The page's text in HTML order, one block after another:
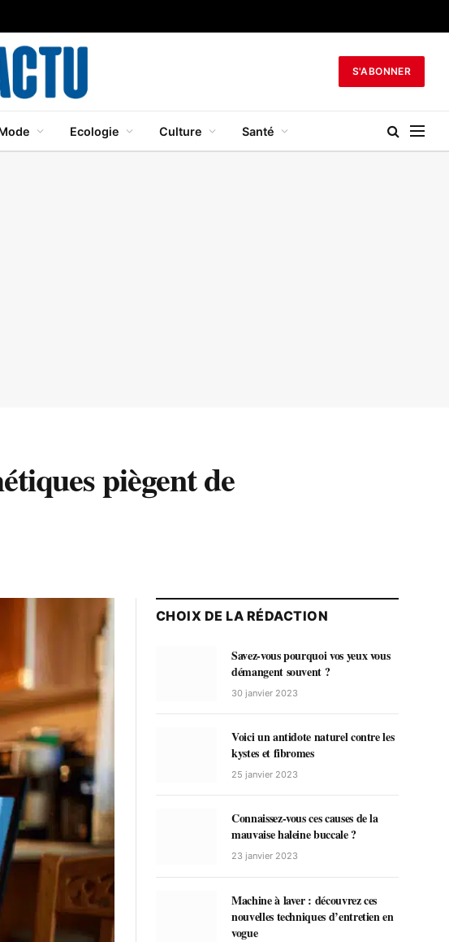
S'ABONNER
Ecologie Culture Santé
piègent de
CHOIX DE LA RÉDACTION
Savez-vous pourquoi vos yeux vous
démangent souvent ?
30 janvier 2023
Voici un antidote naturel contre les
kystes et fibromes
25 janvier 2023
Connaissez-vous ces causes de la
mauvaise haleine buccale ?
23 janvier 2023
Machine à laver : découvrez ces
nouvelles techniques d’entretien en
vogue